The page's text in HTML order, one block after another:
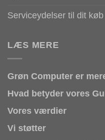
Serviceydelser til dit køb
LÆS MERE
Grøn Computer er
Hvad betyder vores
Vores værdier
Vi støtter